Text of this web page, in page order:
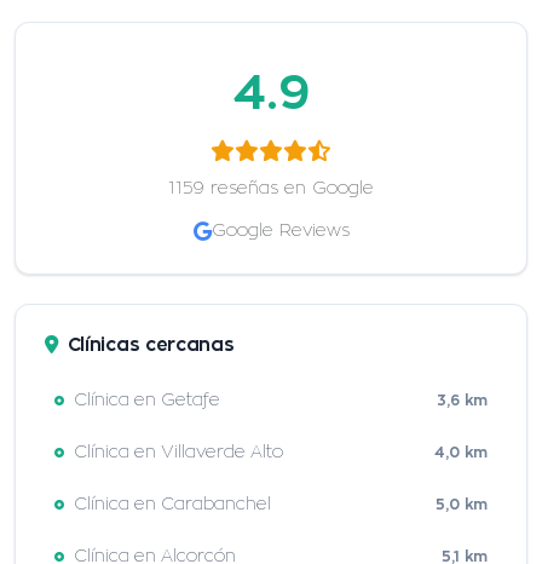
4.9
1159 reseñas en Google
Google Reviews
Clínicas cercanas
Clínica en Getafe 3,6 km
Clínica en Villaverde Alto 4,0 km
Clínica en Carabanchel 5,0 km
Clínica en Alcorcón 5,1 km